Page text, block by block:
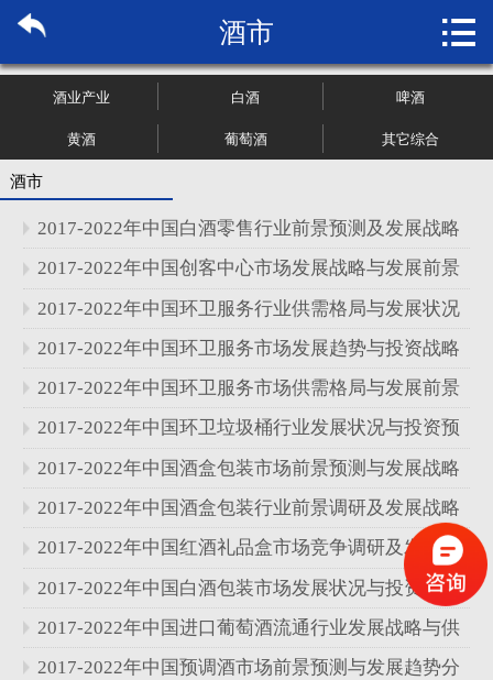
关于博纳
市场研究
行业报告
大数据
新闻资讯
加入我们
酒市 
酒业产业 白酒 啤酒
黄酒 葡萄酒 其它综合
酒市
2017-2022年中国白酒零售行业前景预测及发展战略
分析报告
2017-2022年中国创客中心市场发展战略与发展前景
分析报告
2017-2022年中国环卫服务行业供需格局与发展状况
分析报告
2017-2022年中国环卫服务市场发展趋势与投资战略
研究报告
2017-2022年中国环卫服务市场供需格局与发展前景
分析报告
2017-2022年中国环卫垃圾桶行业发展状况与投资预
测分析报告
2017-2022年中国酒盒包装市场前景预测与发展战略
分析报告
2017-2022年中国酒盒包装行业前景调研及发展战略
分析报告
2017-2022年中国红酒礼品盒市场竞争调研及发展战
略分析报告
2017-2022年中国白酒包装市场发展状况与投资预测
分析报告
2017-2022年中国进口葡萄酒流通行业发展战略与供
需格局预测报告
2017-2022年中国预调酒市场前景预测与发展趋势分